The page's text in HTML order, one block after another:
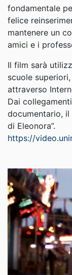
fondamentale
felice
mantenere un
amici e i
Il film sarà
scuole
attraverso
Dai
documentario,
di Eleonora”.
https://